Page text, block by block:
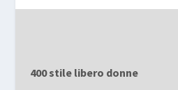
400 stile libero donne